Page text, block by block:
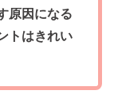
原因になる
トはきれい